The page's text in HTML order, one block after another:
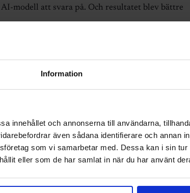
Information
innehållet och annonserna till användarna,
även sådana identifierare och annan
som vi samarbetar med. Dessa kan i sin
eller som de har samlat in när du har använt
modell att svara på. Och resultatet blev bättre
måste satsa på
inte bara bryta malm”
ett vägval. Antingen bygger vi fabrikerna som
globala teknologin.